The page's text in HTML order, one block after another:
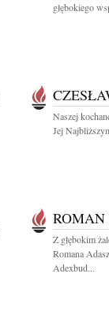
głębokiego
Naszej
Jej
Z głębokim
Romana
Adexbud...